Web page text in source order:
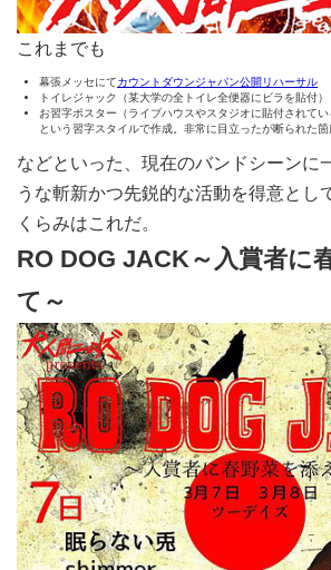
これまでも
幕張メッセにてカウントダウンジャパン公開リハーサル
トイレジャック（某大学の全トイレ全便器にビラを貼付）
お習字ポスター（ライブハウスやスタジオに貼付されて
という習字スタイルで作成。非常に目立ったが断られた箇
などといった、現在のバンドシーンに
うな斬新かつ先鋭的な活動を得意とし
くらみはこれだ。
RO DOG JACK～入賞者に
て～